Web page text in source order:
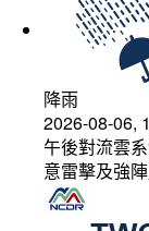
降雨
2026-08-06,
午後對流雲
意雷擊及強